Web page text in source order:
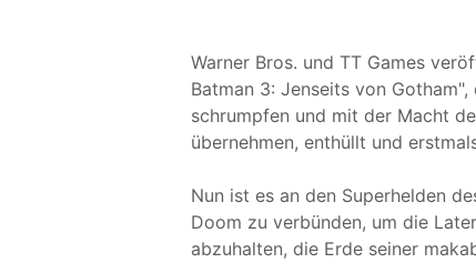
Warner Bros. und TT Games
Batman 3: Jenseits von
schrumpfen und mit der Macht
übernehmen, enthüllt und
Nun ist es an den Superhelden
Doom zu verbünden, um die
abzuhalten, die Erde seiner